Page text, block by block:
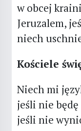
w obcej
Jeruzalem,
niech
Kościele
Niech mi
jeśli nie
jeśli nie